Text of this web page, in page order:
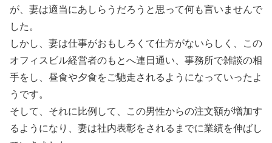
が、妻は適当にあしらうだろうと思って何も言いませんで
した。
しかし、妻は仕事がおもしろくて仕方がないらしく、この
オフィスビル経営者のもとへ連日通い、事務所で雑談の相
手をし、昼食や夕食をご馳走されるようになっていったよ
うです。
そして、それに比例して、この男性からの注文額が増加す
るようになり、妻は社内表彰をされるまでに業績を伸ばし